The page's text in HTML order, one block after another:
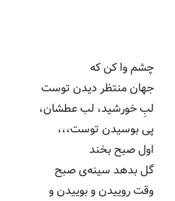
چشم وا کن که
جهان منتظر دیدن توست
لبِ خورشید، لب عطشان،
پی بوسیدن توست،،،
اول صبح بخند
گل بدهد سینه‌ی صبح
وقت روییدن و بوییدن و